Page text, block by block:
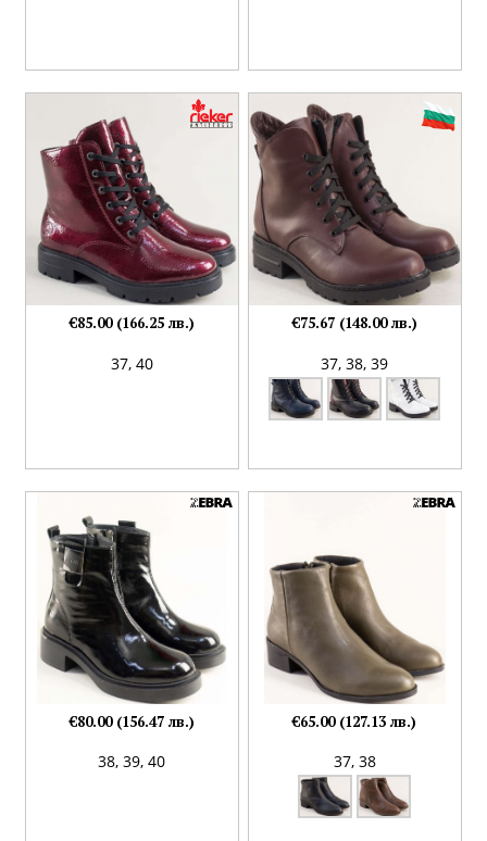
37, 40
€85.00 (166.25 лв.)
37,38,39
€75.67 (148.00 лв.)
38,39,40
€80.00 (156.47 лв.)
37, 38
€65.00 (127.13 лв.)